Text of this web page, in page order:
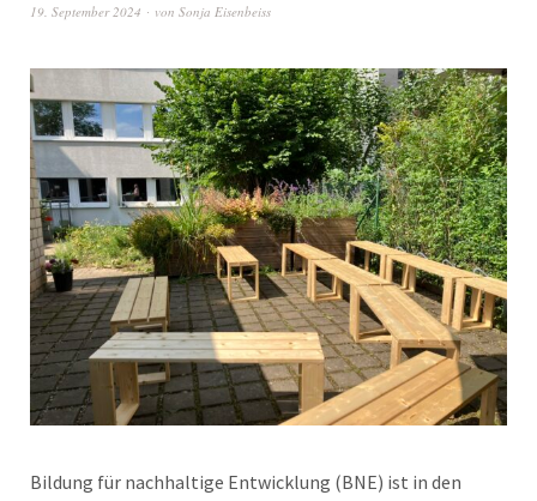
19. September 2024 von Sonja Eisenbeiss
Bildung für nachhaltige Entwicklung (BNE) ist in den